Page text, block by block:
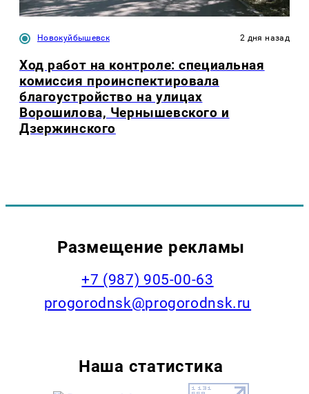
Новокуйбышевск 2 дня назад
Ход работ на контроле: специальная
комиссия проинспектировала
благоустройство на улицах
Ворошилова, Чернышевского и
Дзержинского
Размещение рекламы
+7 (987) 905-00-63
progorodnsk@progorodnsk.ru
Наша статистика